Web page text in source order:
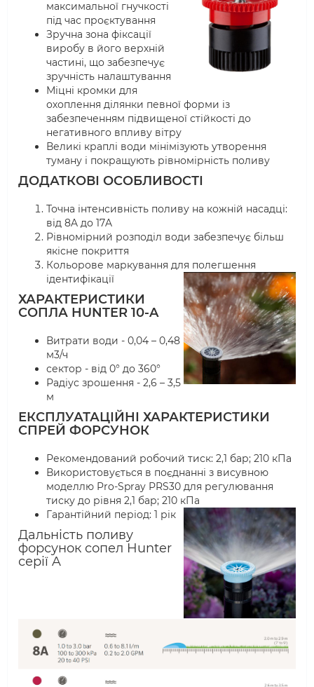
максимальної гнучкості
під час проєктування
Зручна зона фіксації
виробу в його верхній
частині, що забезпечує
зручність налаштування
Міцні кромки для
охоплення ділянки певної форми із
забезпеченням підвищеної стійкості до
негативного впливу вітру
Великі краплі води мінімізують утворення
туману і покращують рівномірність поливу
ДОДАТКОВІ ОСОБЛИВОСТІ
Точна інтенсивність поливу на кожній насадці:
від 8A до 17A
Рівномірний розподіл води забезпечує більш
якісне покриття
Кольорове маркування для полегшення
ідентифікації
ХАРАКТЕРИСТИКИ
СОПЛА HUNTER 10-A
Витрати води - 0,04 – 0,48
м3/ч
сектор - від 0° до 360°
Радіус зрошення - 2,6 – 3,5
м
ЕКСПЛУАТАЦІЙНІ ХАРАКТЕРИСТИКИ
СПРЕЙ ФОРСУНОК
Рекомендований робочий тиск: 2,1 бар; 210 кПа
Використовується в поєднанні з висувною
моделлю Pro-Spray PRS30 для регулювання
тиску до рівня 2,1 бар; 210 кПа
Гарантійний період: 1 рік
Дальність поливу
форсунок сопел Hunter
серії A